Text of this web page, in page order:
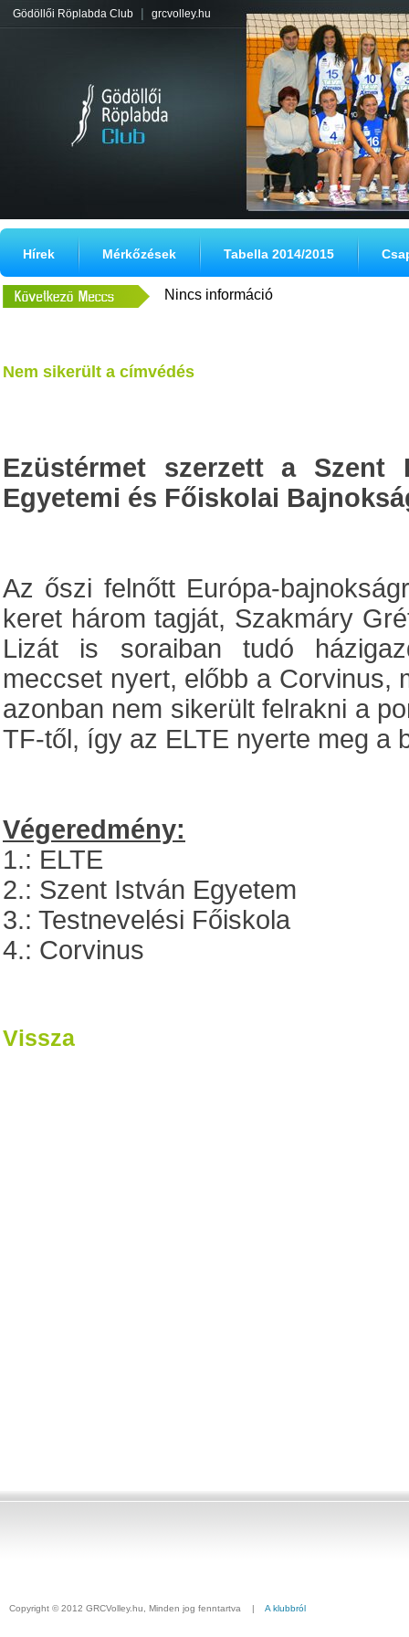
Gödöllői Röplabda Club | grcvolley.hu
Hírek Mérkőzések Tabella 2014/2015
Nincs információ
Nem sikerült a címvédés
Ezüstérmet szerzett a Szent
Egyetemi és Főiskolai
Az őszi felnőtt Európa-
keret három tagját, Szakmáry
Lizát is soraiban tudó
meccset nyert, előbb a Corvinus,
azonban nem sikerült felrakni a
TF-től, így az ELTE nyerte meg a
Végeredmény:
1.: ELTE
2.: Szent István Egyetem
3.: Testnevelési Főiskola
4.: Corvinus
Vissza
Copyright © 2012 GRCVolley.hu, Minden jog fenntartva | A klubbról